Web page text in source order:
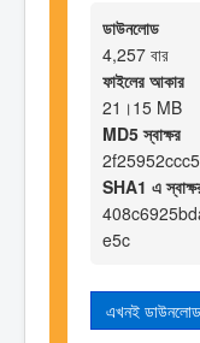
ডাউনলোড
4,257 বার
ফাইলের আকার
21।15 MB
MD5 স্বাক্ষর
SHA1 এ
e5c
এখনই